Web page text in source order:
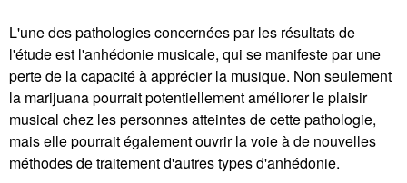
L'une des pathologies concernées par les résultats de
l'étude est l'anhédonie musicale, qui se manifeste par une
perte de la capacité à apprécier la musique. Non seulement
la marijuana pourrait potentiellement améliorer le plaisir
musical chez les personnes atteintes de cette pathologie,
mais elle pourrait également ouvrir la voie à de nouvelles
méthodes de traitement d'autres types d'anhédonie.